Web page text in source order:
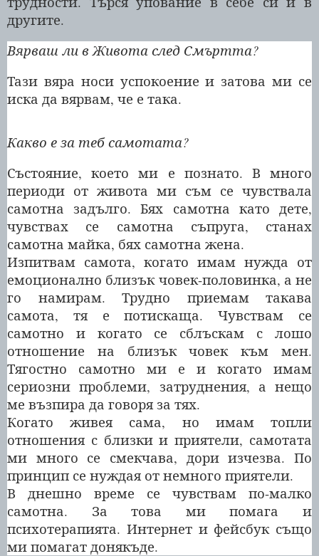
другите.
Вярваш ли в Живота след Смъртта?
Тази вяра носи успокоение и затова ми се
иска да вярвам, че е така.
Какво е за теб самотата?
Състояние, което ми е познато. В много
периоди от живота ми съм се чувствала
самотна задълго. Бях самотна като дете,
чувствах се самотна съпруга, станах
самотна майка, бях самотна жена.
Изпитвам самота, когато имам нужда от
емоционално близък човек-половинка, а не
го намирам. Трудно приемам такава
самота, тя е потискаща. Чувствам се
самотно и когато се сблъскам с лошо
отношение на близък човек към мен.
Тягостно самотно ми е и когато имам
сериозни проблеми, затруднения, а нещо
ме възпира да говоря за тях.
Когато живея сама, но имам топли
отношения с близки и приятели, самотата
ми много се смекчава, дори изчезва. По
принцип се нуждая от немного приятели.
В днешно време се чувствам по-малко
самотна. За това ми помага и
психотерапията. Интернет и фейсбук също
ми помагат донякъде.